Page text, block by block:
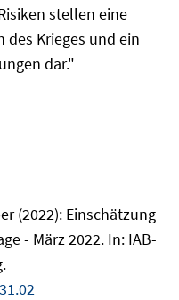
stellen eine
des Krieges und ein
dar."
(2022): Einschätzung
- März 2022. In: IAB-